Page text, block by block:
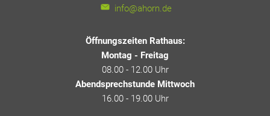
info@ahorn.de
Öffnungszeiten Rathaus:
Montag - Freitag
08.00 - 12.00 Uhr
Abendsprechstunde Mittwoch
16.00 - 19.00 Uhr